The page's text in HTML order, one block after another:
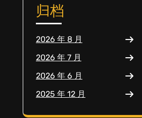
归档
2026 年 8 月
2026 年 7 月
2026 年 6 月
2025 年 12 月